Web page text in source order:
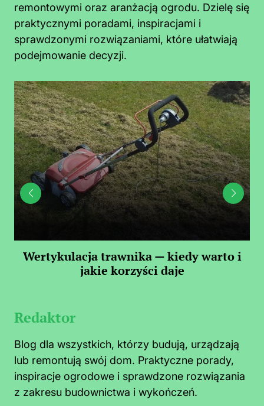
remontowymi oraz aranżacją ogrodu. Dzielę się
praktycznymi poradami, inspiracjami i
sprawdzonymi rozwiązaniami, które ułatwiają
podejmowanie decyzji.
Wertykulacja trawnika — kiedy warto i
jakie korzyści daje
Redaktor
Blog dla wszystkich, którzy budują, urządzają
lub remontują swój dom. Praktyczne porady,
inspiracje ogrodowe i sprawdzone rozwiązania
z zakresu budownictwa i wykończeń.